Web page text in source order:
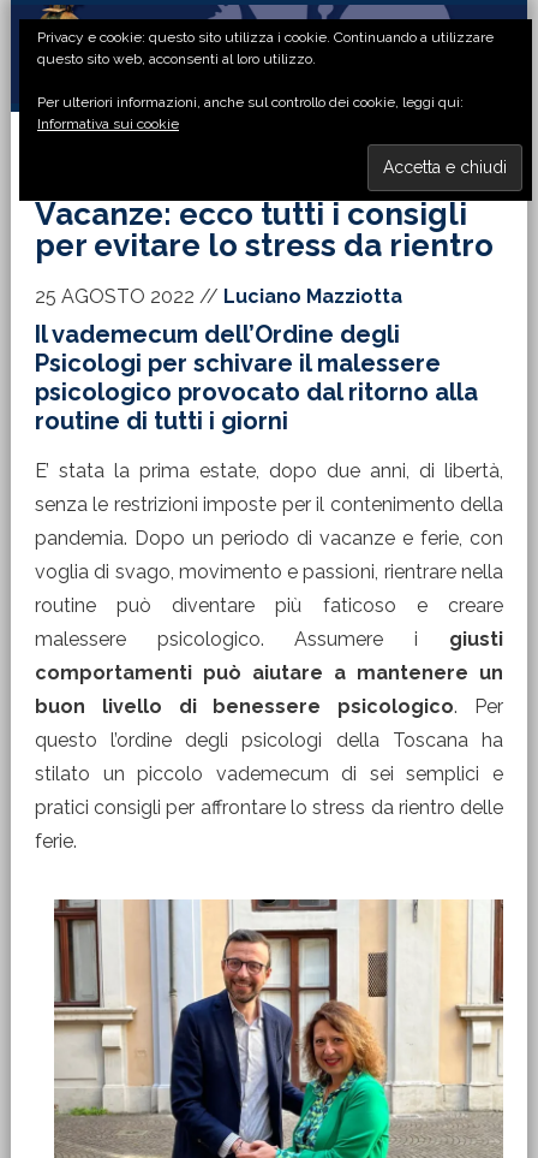
Passa
primaria
Passa
principale
Passa
laterale
Passa
di
Vacanze: ecco tutti i consigli
per evitare lo stress da rientro
25 AGOSTO 2022 // Luciano Mazziotta
Il vademecum dell’Ordine degli
Psicologi per schivare il malessere
psicologico provocato dal ritorno alla
routine di tutti i giorni
E’ stata la prima estate, dopo due anni, di libertà,
senza le restrizioni imposte per il contenimento della
pandemia. Dopo un periodo di vacanze e ferie, con
voglia di svago, movimento e passioni, rientrare nella
routine può diventare più faticoso e creare
malessere psicologico. Assumere i giusti
comportamenti può aiutare a mantenere un
buon livello di benessere psicologico. Per
questo l’ordine degli psicologi della Toscana ha
stilato un piccolo vademecum di sei semplici e
pratici consigli per affrontare lo stress da rientro delle
ferie.
Privacy e cookie: questo sito utilizza i cookie. Continuando a utilizzare
questo sito web, acconsenti al loro utilizzo.
Per ulteriori informazioni, anche sul controllo dei cookie, leggi qui:
Informativa sui cookie